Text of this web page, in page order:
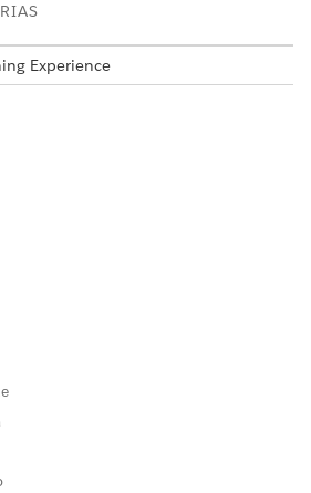
Experience
de incidente que captura
para um processamento
para esse modelo captura estes
Uma descrição detalhada do
impacto comercial causado pelo
urgência para resolver o problema